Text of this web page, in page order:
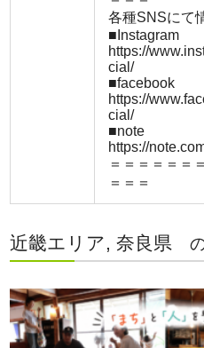
各種SNSにて
■Instagram
https://
cial/
■facebook
https://
cial/
■note
https://
＝＝＝＝＝＝
＝＝＝
近畿エリア, 奈良県